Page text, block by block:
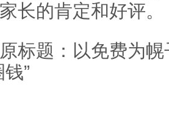
长的肯定和好评。
题：以免费为幌
钱”